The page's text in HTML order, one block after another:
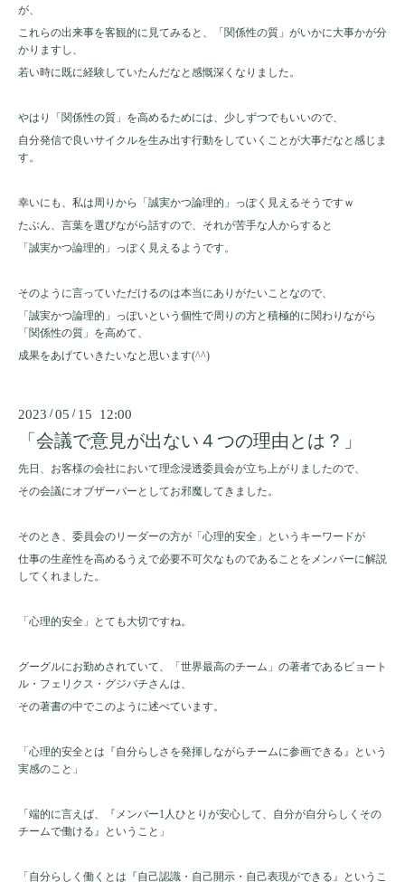
が、
これらの出来事を客観的に見てみると、「関係性の質」がいかに大事かが分
かりますし、
若い時に既に経験していたんだなと感慨深くなりました。
やはり「関係性の質」を高めるためには、少しずつでもいいので、
自分発信で良いサイクルを生み出す行動をしていくことが大事だなと感じま
す。
幸いにも、私は周りから「誠実かつ論理的」っぽく見えるそうですｗ
たぶん、言葉を選びながら話すので、それが苦手な人からすると
「誠実かつ論理的」っぽく見えるようです。
そのように言っていただけるのは本当にありがたいことなので、
「誠実かつ論理的」っぽいという個性で周りの方と積極的に関わりながら
「関係性の質」を高めて、
成果をあげていきたいなと思います(^^)
2023 /05 / 15 12:00
「会議で意見が出ない４つの理由とは？」
先日、お客様の会社において理念浸透委員会が立ち上がりましたので、
その会議にオブザーバーとしてお邪魔してきました。
そのとき、委員会のリーダーの方が「心理的安全」というキーワードが
仕事の生産性を高めるうえで必要不可欠なものであることをメンバーに解説
してくれました。
「心理的安全」とても大切ですね。
グーグルにお勤めされていて、「世界最高のチーム」の著者であるピョート
ル・フェリクス・グジバチさんは、
その著書の中でこのように述べています。
「心理的安全とは『自分らしさを発揮しながらチームに参画できる』という
実感のこと」
「端的に言えば、『メンバー1 人ひとりが安心して、自分が自分らしくその
チームで働ける』ということ」
「自分らしく働くとは『自己認識・自己開示・自己表現ができる』というこ